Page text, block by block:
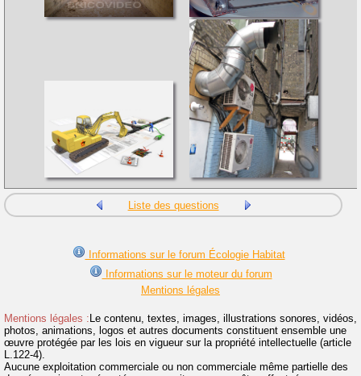
Liste des questions
Informations sur le forum Écologie Habitat
Informations sur le moteur du forum
Mentions légales
Mentions légales : Le contenu, textes, images, illustrations sonores, vidéos,
photos, animations, logos et autres documents constituent ensemble une
œuvre protégée par les lois en vigueur sur la propriété intellectuelle (article
L.122-4).
Aucune exploitation commerciale ou non commerciale même partielle des